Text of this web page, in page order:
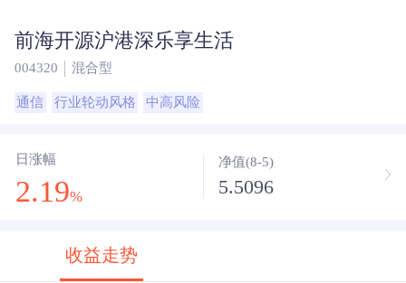
前海开源沪港深乐享生活
004320 混合型
通信 行业轮动风格 中高风险
日涨幅
2.19%
净值(8-5)
5.5096
收益走势